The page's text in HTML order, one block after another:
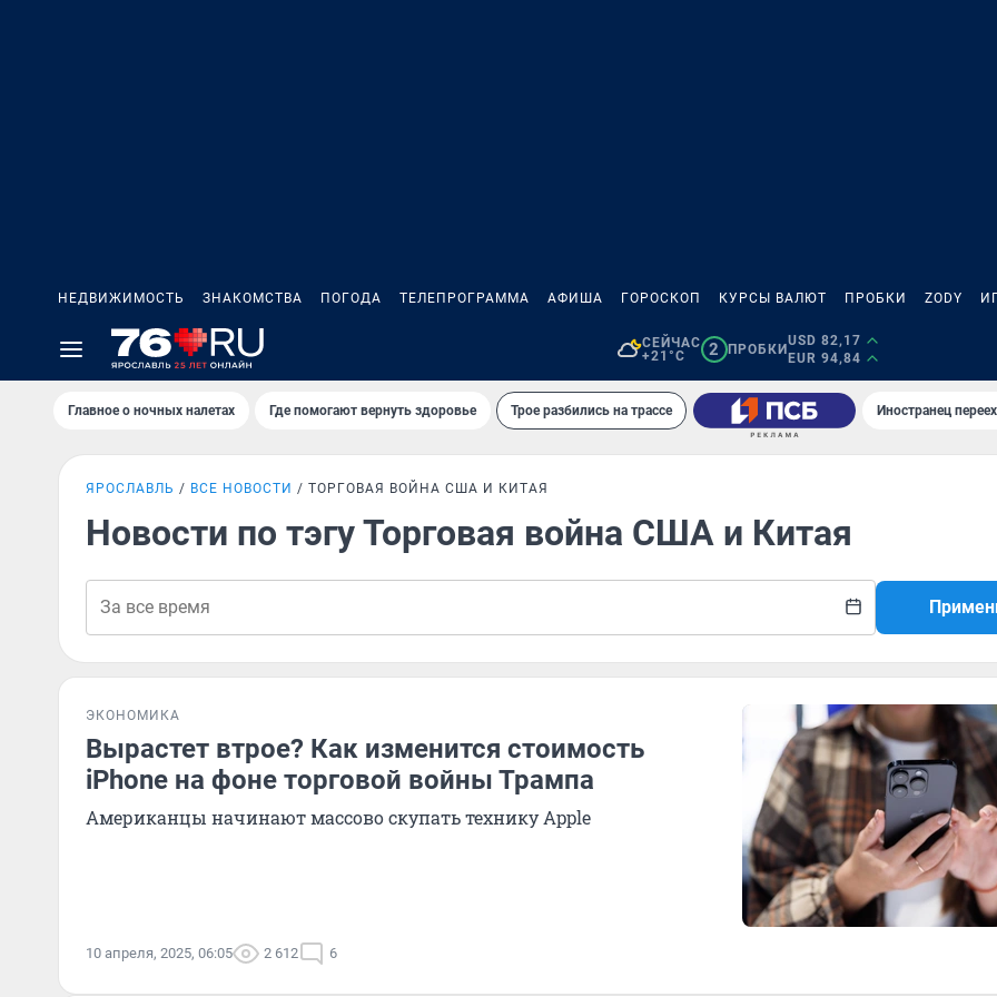
НЕДВИЖИМОСТЬ ЗНАКОМСТВА ПОГОДА ТЕЛЕПРОГРАММА АФИША ГОРОСКОП КУРСЫ ВАЛЮТ ПРОБКИ ZODY
СЕЙЧАС
+21°C
2 ПРОБКИ
USD 82,17
EUR 94,84
Главное о ночных налетах Где помогают вернуть здоровье Трое разбились на трассе Иностранец
ЯРОСЛАВЛЬ ВСЕ НОВОСТИ ТОРГОВАЯ ВОЙНА США И КИТАЯ
Новости по тэгу Торговая война США и Китая
ЭКОНОМИКА
Вырастет втрое? Как изменится стоимость
iPhone на фоне торговой войны Трампа
Американцы начинают массово скупать технику Apple
10 апреля, 2025, 06:05 2 612 6